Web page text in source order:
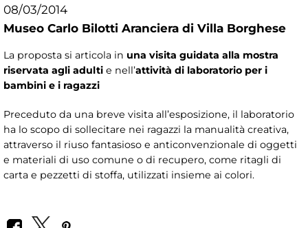
08/03/2014
Museo Carlo Bilotti Aranciera di Villa Borghese
La proposta si articola in una visita guidata alla mostra
riservata agli adulti e nell’attività di laboratorio per i
bambini e i ragazzi
Preceduto da una breve visita all’esposizione, il laboratorio
ha lo scopo di sollecitare nei ragazzi la manualità creativa,
attraverso il riuso fantasioso e anticonvenzionale di oggetti
e materiali di uso comune o di recupero, come ritagli di
carta e pezzetti di stoffa, utilizzati insieme ai colori.